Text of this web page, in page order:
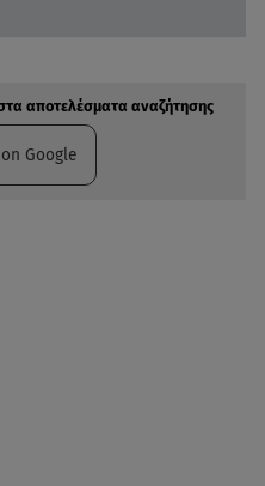
αποτελέσματα αναζήτησης
Google